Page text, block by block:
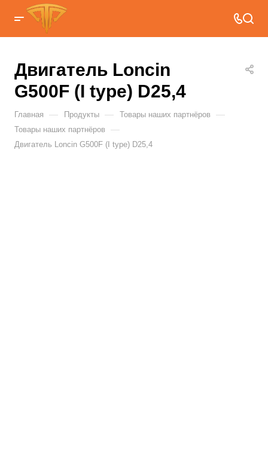
Двигатель Loncin
G500F (I type) D25,4
Главная — Продукты — Товары наших партнёров —
Товары наших партнёров —
Двигатель Loncin G500F (I type) D25,4